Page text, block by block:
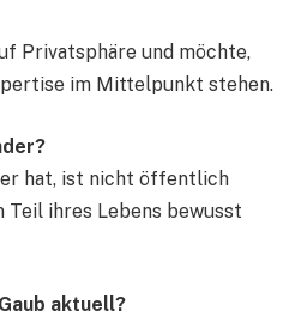
Privatsphäre und möchte,
im Mittelpunkt stehen.
hat, ist nicht öffentlich
Teil ihres Lebens bewusst
aktuell?